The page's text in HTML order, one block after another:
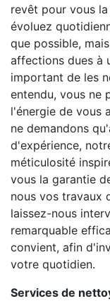
revêt pour vous
évoluez
que possible,
affections dues à
important de les
entendu, vous ne
l'énergie de vous
ne demandons
d'expérience,
méticulosité
vous la garantie
nous vos travaux
laissez-nous
remarquable
convient, afin
votre quotidien.
Services de